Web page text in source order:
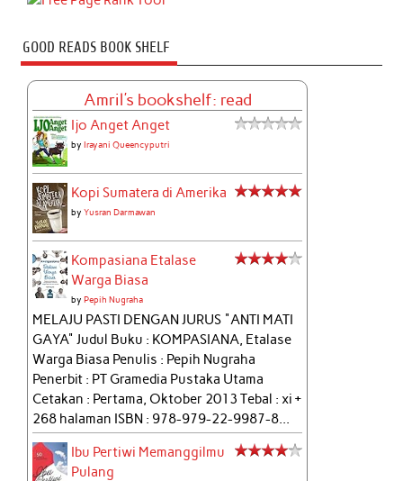
GOOD READS BOOK SHELF
Amril's bookshelf: read
Ijo Anget Anget
byIrayani Queencyputri
Kopi Sumatera di Amerika
byYusran Darmawan
Kompasiana Etalase
Warga Biasa
byPepih Nugraha
MELAJU PASTI DENGAN JURUS "ANTI MATI
GAYA" Judul Buku : KOMPASIANA, Etalase
Warga Biasa Penulis : Pepih Nugraha
Penerbit : PT Gramedia Pustaka Utama
Cetakan : Pertama, Oktober 2013 Tebal : xi +
268 halaman ISBN : 978-979-22-9987-8...
Ibu Pertiwi Memanggilmu
Pulang